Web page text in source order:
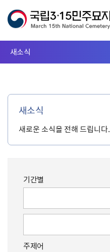
새소식
새소식
새로운 소식을 전해 드립니다.
기간별
주제어